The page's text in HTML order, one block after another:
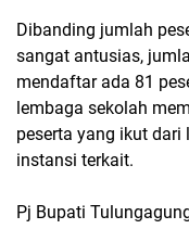
Dibanding jumlah
sangat antusias,
mendaftar ada 81
lembaga sekolah
peserta yang ikut dari
instansi terkait.
Pj Bupati